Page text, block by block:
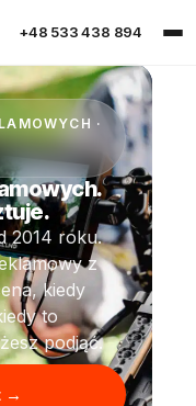
·
2014 roku.
z
kiedy
to
podjąć.
→
+48 533 438 894